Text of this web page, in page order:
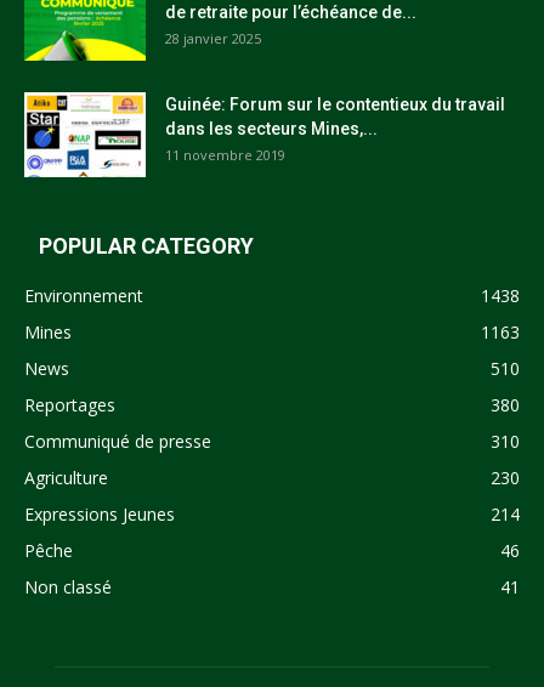
de retraite pour l’échéance de...
28 janvier 2025
Guinée: Forum sur le contentieux du travail
dans les secteurs Mines,...
11 novembre 2019
POPULAR CATEGORY
Environnement
1438
Mines
1163
News
510
Reportages
380
Communiqué de presse
310
Agriculture
230
Expressions Jeunes
214
Pêche
46
Non classé
41